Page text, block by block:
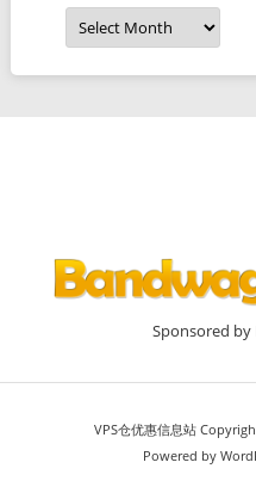
Archives
Sponsored by
VPS仓优惠信息站
Powered by